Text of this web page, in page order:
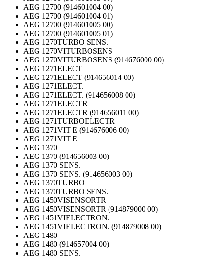
AEG 12700 (914601004 00)
AEG 12700 (914601004 01)
AEG 12700 (914601005 00)
AEG 12700 (914601005 01)
AEG 1270TURBO SENS.
AEG 1270VITURBOSENS
AEG 1270VITURBOSENS (914676000 00)
AEG 1271ELECT
AEG 1271ELECT (914656014 00)
AEG 1271ELECT.
AEG 1271ELECT. (914656008 00)
AEG 1271ELECTR
AEG 1271ELECTR (914656011 00)
AEG 1271TURBOELECTR
AEG 1271VIT E (914676006 00)
AEG 1271VIT E
AEG 1370
AEG 1370 (914656003 00)
AEG 1370 SENS.
AEG 1370 SENS. (914656003 00)
AEG 1370TURBO
AEG 1370TURBO SENS.
AEG 1450VISENSORTR
AEG 1450VISENSORTR (914879000 00)
AEG 1451VIELECTRON.
AEG 1451VIELECTRON. (914879008 00)
AEG 1480
AEG 1480 (914657004 00)
AEG 1480 SENS.